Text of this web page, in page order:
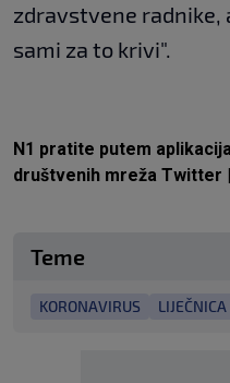
zdravstvene radnike,
sami za to krivi".
N1 pratite putem
društvenih mreža Twitter
Teme
KORONAVIRUS LIJEČNICA